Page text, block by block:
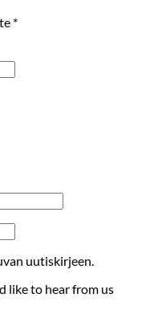
*Vaaditaan
uutiskirjeen.
like to hear from us